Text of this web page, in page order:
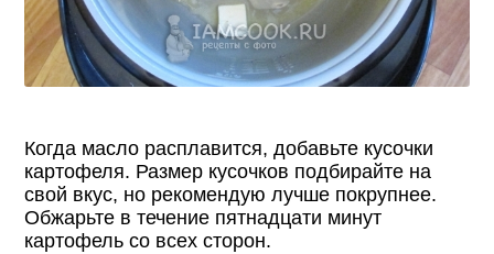
Когда масло расплавится, добавьте кусочки
картофеля. Размер кусочков подбирайте на
свой вкус, но рекомендую лучше покрупнее.
Обжарьте в течение пятнадцати минут
картофель со всех сторон.